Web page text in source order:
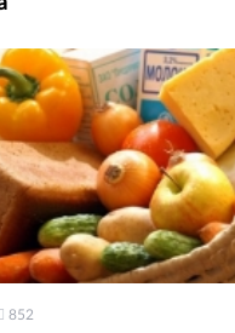
852